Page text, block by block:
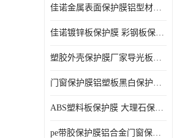
佳诺金属表面保护膜铝型材保护膜不留残胶铝合金窗框保护胶带
佳诺镀锌板保护膜 彩钢板保护pe保护膜
塑胶外壳保护膜厂家导光板保护膜 铝单板保护膜胶带易撕不留胶
门窗保护膜铝塑板黑白保护膜外墙保温板保护膜
ABS塑料板保护膜 大理石保护膜 缠鱼竿保护膜
pe带胶保护膜铝合金门窗保护不锈钢板保护膜大理石建筑材料保护